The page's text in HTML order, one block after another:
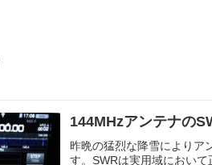
144MHzアンテナの
昨晩の猛烈な降雪によりア
す。SWRは実用域におい